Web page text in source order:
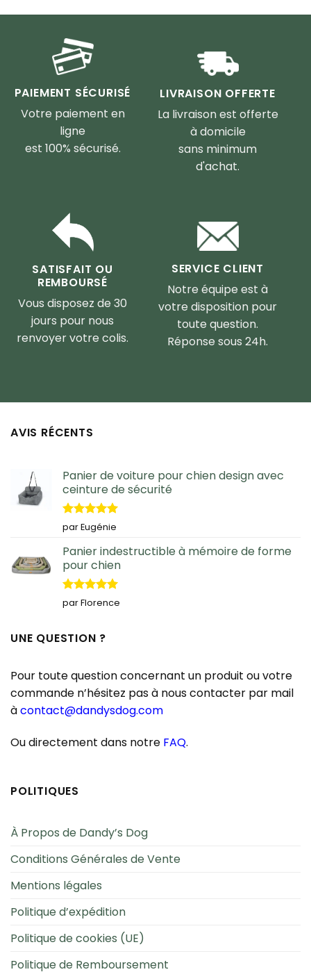
PAIEMENT SÉCURISÉ
Votre paiement en
ligne
est 100% sécurisé.
LIVRAISON OFFERTE
La livraison est offerte
à domicile
sans minimum
d'achat.
SATISFAIT OU
REMBOURSÉ
Vous disposez de 30
jours pour nous
renvoyer votre colis.
SERVICE CLIENT
Notre équipe est à
votre disposition pour
toute question.
Réponse sous 24h.
AVIS RÉCENTS
Panier de voiture pour chien design avec
ceinture de sécurité
Note5sur
5
par Eugénie
Panier indestructible à mémoire de forme
pour chien
Note5sur
5
par Florence
UNE QUESTION ?
Pour toute question concernant un produit ou votre
commande n’hésitez pas à nous contacter par mail
àcontact@dandysdog.com
Ou directement dans notre FAQ.
POLITIQUES
À Propos de Dandy’s Dog
Conditions Générales de Vente
Mentions légales
Politique d’expédition
Politique de cookies (UE)
Politique de Remboursement